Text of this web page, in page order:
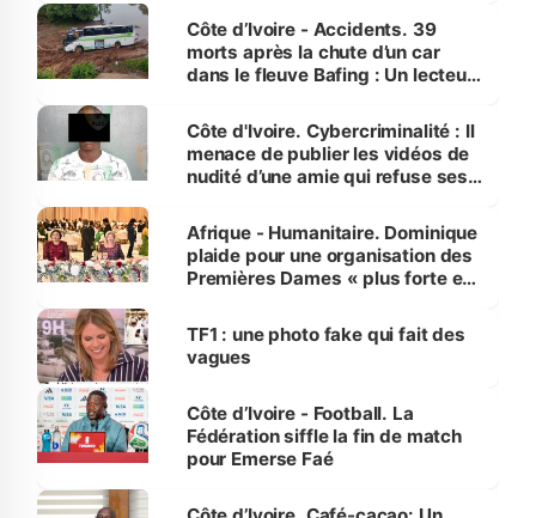
Côte d’Ivoire - Accidents. 39
morts après la chute d’un car
dans le fleuve Bafing : Un lecteur
des Transports
Côte d'Ivoire. Cybercriminalité : Il
menace de publier les vidéos de
nudité d’une amie qui refuse ses
Afrique - Humanitaire. Dominique
plaide pour une organisation des
Premières Dames « plus forte et
sur la scène internationale »
TF1 : une photo fake qui fait des
vagues
Côte d’Ivoire - Football. La
Fédération siffle la fin de match
pour Emerse Faé